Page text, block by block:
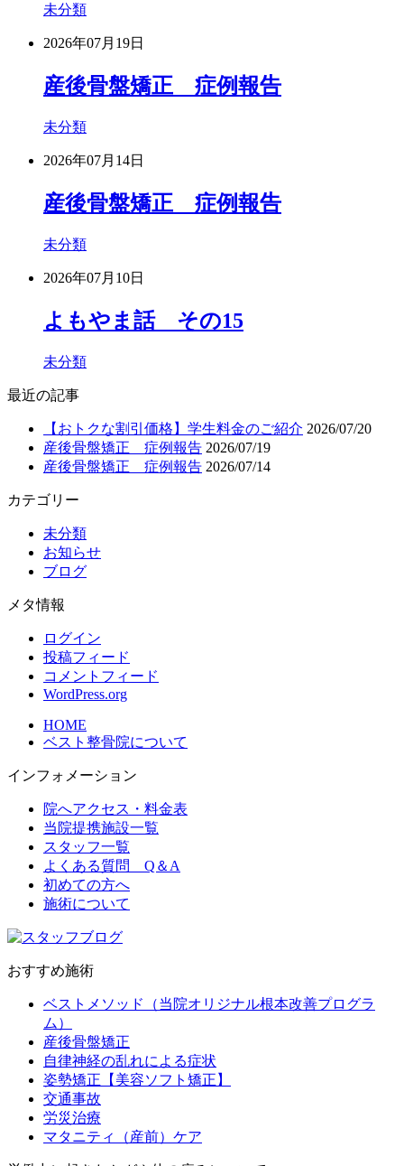
未分類
2026年07月19日
産後骨盤矯正 症例報告
未分類
2026年07月14日
産後骨盤矯正 症例報告
未分類
2026年07月10日
よもやま話 その15
未分類
最近の記事
【おトクな割引価格】学生料金のご紹介 2026/07/20
産後骨盤矯正 症例報告 2026/07/19
産後骨盤矯正 症例報告 2026/07/14
カテゴリー
未分類
お知らせ
ブログ
メタ情報
ログイン
投稿フィード
コメントフィード
WordPress.org
HOME
ベスト整骨院について
インフォメーション
院へアクセス・料金表
当院提携施設一覧
スタッフ一覧
よくある質問 Q＆A
初めての方へ
施術について
おすすめ施術
ベストメソッド（当院オリジナル根本改善プログラ
ム）
産後骨盤矯正
自律神経の乱れによる症状
姿勢矯正【美容ソフト矯正】
交通事故
労災治療
マタニティ（産前）ケア